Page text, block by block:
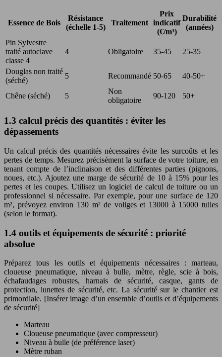
Essence de Bois
Résistance
(échelle 1-5)
Traitement
Prix
indicatif
(€/m³)
Durabilité
(années)
Pin Sylvestre
traité autoclave
classe 4
4 Obligatoire 35-45 25-35
Douglas non traité
(séché)
5 Recommandé 50-65 40-50+
Chêne (séché) 5
Non
obligatoire
90-120 50+
1.3 calcul précis des quantités : éviter les
dépassements
Un calcul précis des quantités nécessaires évite les surcoûts et les
pertes de temps. Mesurez précisément la surface de votre toiture, en
tenant compte de l’inclinaison et des différentes parties (pignons,
noues, etc.). Ajoutez une marge de sécurité de 10 à 15% pour les
pertes et les coupes. Utilisez un logiciel de calcul de toiture ou un
professionnel si nécessaire. Par exemple, pour une surface de 120
m², prévoyez environ 130 m² de voliges et 13000 à 15000 tuiles
(selon le format).
1.4 outils et équipements de sécurité : priorité
absolue
Préparez tous les outils et équipements nécessaires : marteau,
cloueuse pneumatique, niveau à bulle, mètre, règle, scie à bois,
échafaudages robustes, harnais de sécurité, casque, gants de
protection, lunettes de sécurité, etc. La sécurité sur le chantier est
primordiale. [Insérer image d’un ensemble d’outils et d’équipements
de sécurité]
Marteau
Cloueuse pneumatique (avec compresseur)
Niveau à bulle (de préférence laser)
Mètre ruban